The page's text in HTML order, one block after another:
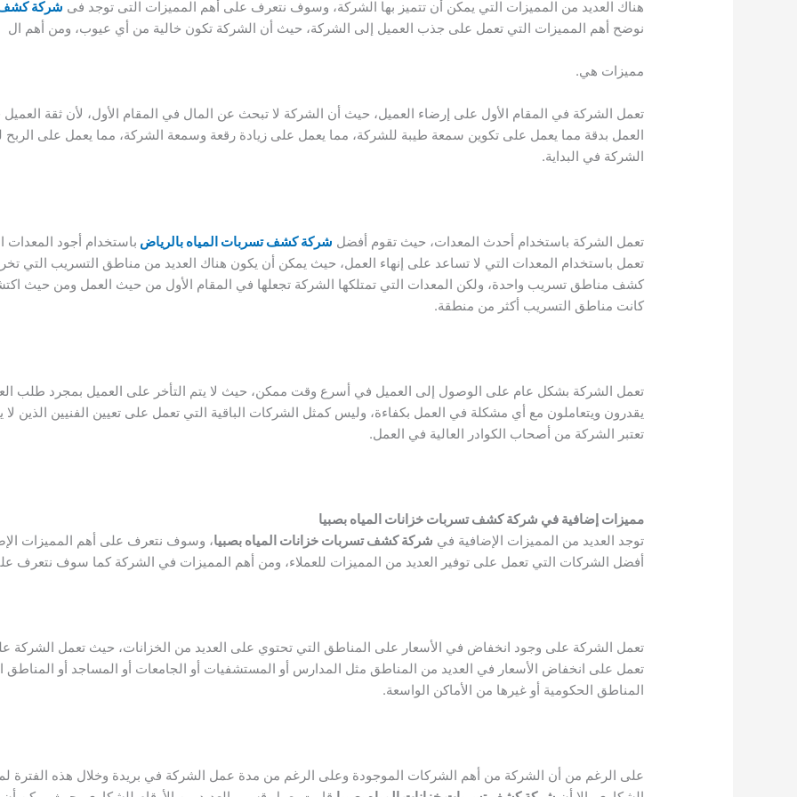
هناك العديد من المميزات التي يمكن أن تتميز بها الشركة، وسوف نتعرف على أهم المميزات التى توجد فى شركة كشف
نوضح أهم المميزات التي تعمل على جذب العميل إلى الشركة، حيث أن الشركة تكون خالية من أي عيوب، ومن أهم ال
مميزات هي.
تعمل الشركة في المقام الأول على إرضاء العميل، حيث أن الشركة لا تبحث عن المال في المقام الأول، لأن ثقة
العمل بدقة مما يعمل على تكوين سمعة طيبة للشركة، مما يعمل على زيادة رقعة وسمعة الشركة، مما يعمل على
الشركة في البداية.
تعمل الشركة باستخدام أحدث المعدات، حيث تقوم أفضل شركة كشف تسربات المياه بالرياض باستخدام أجود
تعمل باستخدام المعدات التي لا تساعد على إنهاء العمل، حيث يمكن أن يكون هناك العديد من مناطق التسريب التي
كشف مناطق تسريب واحدة، ولكن المعدات التي تمتلكها الشركة تجعلها في المقام الأول من حيث العمل ومن حيث
كانت مناطق التسريب أكثر من منطقة.
تعمل الشركة بشكل عام على الوصول إلى العميل في أسرع وقت ممكن، حيث لا يتم التأخر على العميل بمجرد طلب
يقدرون ويتعاملون مع أي مشكلة في العمل بكفاءة، وليس كمثل الشركات الباقية التي تعمل على تعيين الفنيين الذين لا
تعتبر الشركة من أصحاب الكوادر العالية في العمل.
مميزات إضافية في شركة كشف تسربات خزانات المياه بصبيا
توجد العديد من المميزات الإضافية في شركة كشف تسربات خزانات المياه بصبيا، وسوف نتعرف على أهم المميزات
أفضل الشركات التي تعمل على توفير العديد من المميزات للعملاء، ومن أهم المميزات في الشركة كما سوف نتعرف
تعمل الشركة على وجود انخفاض في الأسعار على المناطق التي تحتوي على العديد من الخزانات، حيث تعمل الشركة
تعمل على انخفاض الأسعار في العديد من المناطق مثل المدارس أو المستشفيات أو الجامعات أو المساجد أو المناطق
المناطق الحكومية أو غيرها من الأماكن الواسعة.
على الرغم من أن الشركة من أهم الشركات الموجودة وعلى الرغم من مدة عمل الشركة في بريدة وخلال هذه